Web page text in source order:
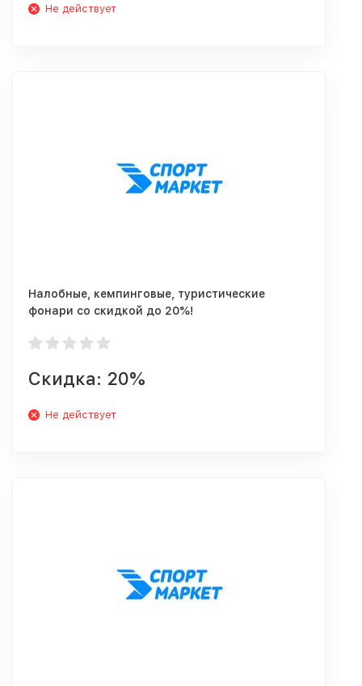
Не действует
Налобные, кемпинговые, туристические
фонари со скидкой до 20%!
Скидка: 20%
Не действует